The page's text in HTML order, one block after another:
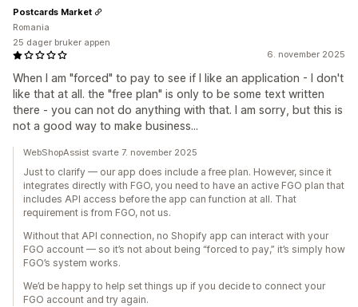
6. november 2025
When I am "forced" to pay to see if I like an application - I don't
like that at all. the "free plan" is only to be some text written
there - you can not do anything with that. I am sorry, but this is
not a good way to make business...
Postcards Market
Romania
25 dager bruker appen
WebShopAssist svarte 7. november 2025
Just to clarify — our app does include a free plan. However, since it
integrates directly with FGO, you need to have an active FGO plan that
includes API access before the app can function at all. That
requirement is from FGO, not us.
Without that API connection, no Shopify app can interact with your
FGO account — so it’s not about being “forced to pay,” it’s simply how
FGO’s system works.
We’d be happy to help set things up if you decide to connect your
FGO account and try again.